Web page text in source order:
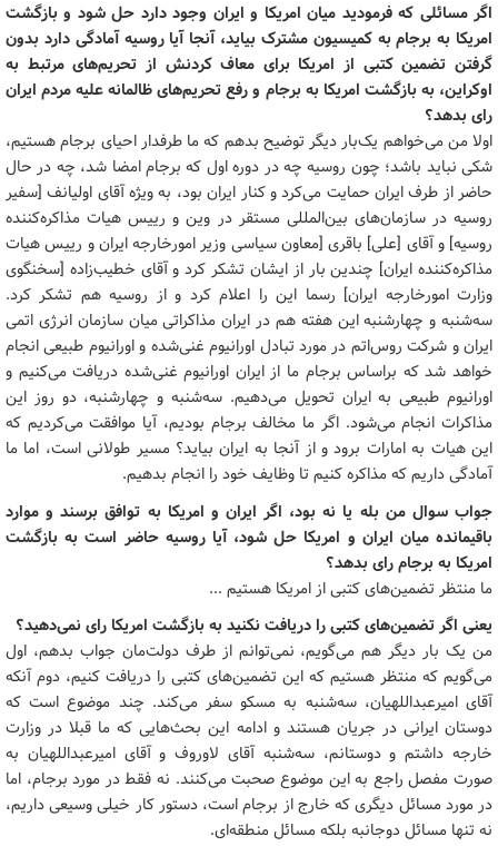
اگر مسائلی که فرمودید میان امریکا و ایران وجود دارد حل شود و بازگشت
امریکا به برجام به کمیسیون مشترک بیاید، آنجا آیا روسیه آمادگی دارد بدون
گرفتن تضمین کتبی از امریکا برای معاف کردنش از تحریم‌های مرتبط به
اوکراین، به بازگشت امریکا به برجام و رفع تحریم‌های ظالمانه علیه مردم ایران
رای بدهد؟
اولا من می‌خواهم یک‌بار دیگر توضیح بدهم که ما طرفدار احیای برجام هستیم،
شکی نباید باشد؛ چون روسیه چه در دوره اول که برجام امضا شد، چه در حال
حاضر از طرف ایران حمایت می‌کرد و کنار ایران بود، به ویژه آقای اولیانف [سفیر
روسیه در سازمان‌های بین‌المللی مستقر در وین و رییس هیات مذاکره‌کننده
روسیه] و آقای [علی] باقری [معاون سیاسی وزیر امورخارجه ایران و رییس هیات
مذاکره‌کننده ایران] چندین بار از ایشان تشکر کرد و آقای خطیب‌زاده [سخنگوی
وزارت امورخارجه ایران] رسما این را اعلام کرد و از روسیه هم تشکر کرد.
سه‌شنبه و چهارشنبه این هفته هم در ایران مذاکراتی میان سازمان انرژی اتمی
ایران و شرکت روس‌اتم در مورد تبادل اورانیوم غنی‌شده و اورانیوم طبیعی انجام
خواهد شد که براساس برجام ما از ایران اورانیوم غنی‌شده دریافت می‌کنیم و
اورانیوم طبیعی به ایران تحویل می‌دهیم. سه‌شنبه و چهارشنبه، دو روز این
مذاکرات انجام می‌شود. اگر ما مخالف برجام بودیم، آیا موافقت می‌کردیم که
این هیات به امارات برود و از آنجا به ایران بیاید؟ مسیر طولانی است، اما ما
آمادگی داریم که مذاکره کنیم تا وظایف خود را انجام بدهیم.
جواب سوال من بله یا نه بود، اگر ایران و امریکا به توافق برسند و موارد
باقیمانده میان ایران و امریکا حل شود، آیا روسیه حاضر است به بازگشت
امریکا به برجام رای بدهد؟
ما منتظر تضمین‌های کتبی از امریکا هستیم ...
یعنی اگر تضمین‌های کتبی را دریافت نکنید به بازگشت امریکا رای نمی‌دهید؟
من یک بار دیگر هم می‌گویم، نمی‌توانم از طرف دولت‌مان جواب بدهم، اول
می‌گویم که منتظر هستیم که این تضمین‌های کتبی را دریافت کنیم، دوم آنکه
آقای امیرعبداللهیان، سه‌شنبه به مسکو سفر می‌کند. چند موضوع است که
دوستان ایرانی در جریان هستند و ادامه این بحث‌هایی که ما قبلا در وزارت
خارجه داشتم و دوستانم، سه‌شنبه آقای لاوروف و آقای امیرعبداللهیان به
صورت مفصل راجع به این موضوع صحبت می‌کنند. نه فقط در مورد برجام، اما
در مورد مسائل دیگری که خارج از برجام است، دستور کار خیلی وسیعی داریم،
نه تنها مسائل دوجانبه بلکه مسائل منطقه‌ای.